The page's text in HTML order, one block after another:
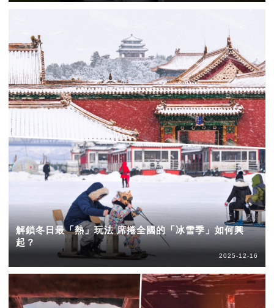
解鎖冬日最「熱」玩法 席捲全國的「冰雪季」如何興
起？
2025-12-16